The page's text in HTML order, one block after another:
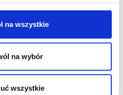
administratorami danych mogą
naszych partnerów z plików
Twoich danych osobowych,
Ci uprawnieniach, znajdziesz w
na wszystkie
na wybór
wszystkie
wniesienia skargi do organu
zwykłego pobytu, miejsca pracy
naruszenia – jeżeli sądzisz,
Prezes Urzędu Ochrony Danych